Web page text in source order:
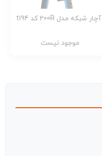
آچار شبکه مدل 200R کد t194
موجود نیست